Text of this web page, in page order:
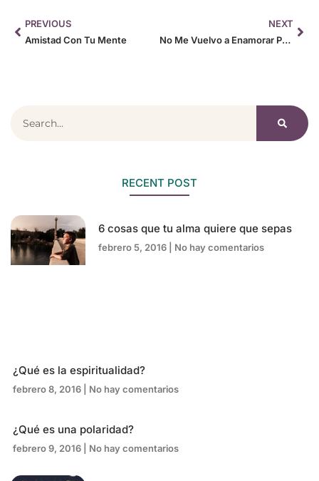
PREVIOUS
Amistad Con Tu Mente
NEXT
No Me Vuelvo a Enamorar Podcast
RECENT POST
6 cosas que tu alma quiere que sepas
febrero 5, 2016 No hay comentarios
¿Qué es la espiritualidad?
febrero 8, 2016 No hay comentarios
¿Qué es una polaridad?
febrero 9, 2016 No hay comentarios